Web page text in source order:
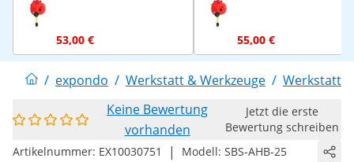
53,00 € 55,00 €
/ expondo / Werkstatt & Werkzeuge /
Keine Bewertung
vorhanden
Jetzt die erste
Bewertung schreiben
Artikelnummer: EX10030751 | Modell: SBS-AHB-25